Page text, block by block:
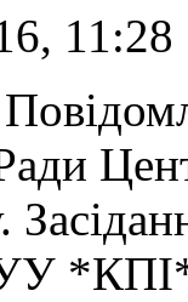
11:28
*КПІ*